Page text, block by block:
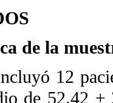
de la
12
de 52.42 ±